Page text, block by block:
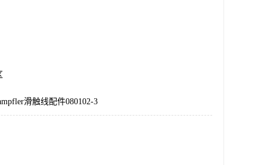
滑触线配件080102-3